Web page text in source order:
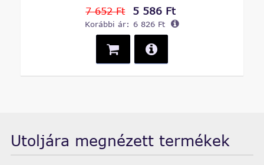
7 652 Ft 5 586 Ft
Korábbi ár: 6 826 Ft
Utoljára megnézett termékek